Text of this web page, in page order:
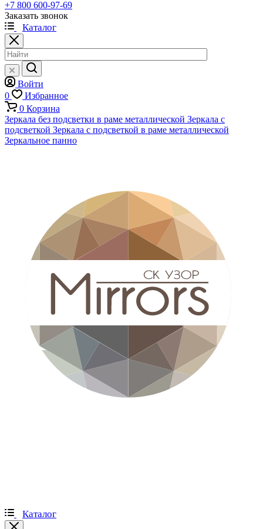
+7 800 600-97-69
Заказать звонок
Каталог
Войти
0
Избранное
0 Корзина
Зеркала без подсветки в раме металлической Зеркала с
подсветкой Зеркала с подсветкой в раме металлической
Зеркальное панно
Каталог